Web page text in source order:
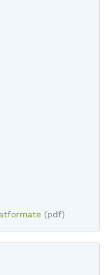
(pdf)